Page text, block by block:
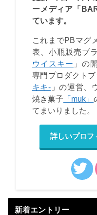
ーメディア「
ています。
これまでPBマグ
表、小瓶販売ブ
ウイスキー 」の
専門プロダクト
キキ- 」の運営、
焼き菓子 「muk」
てまいりました。
詳しいプロフ
新着エントリー